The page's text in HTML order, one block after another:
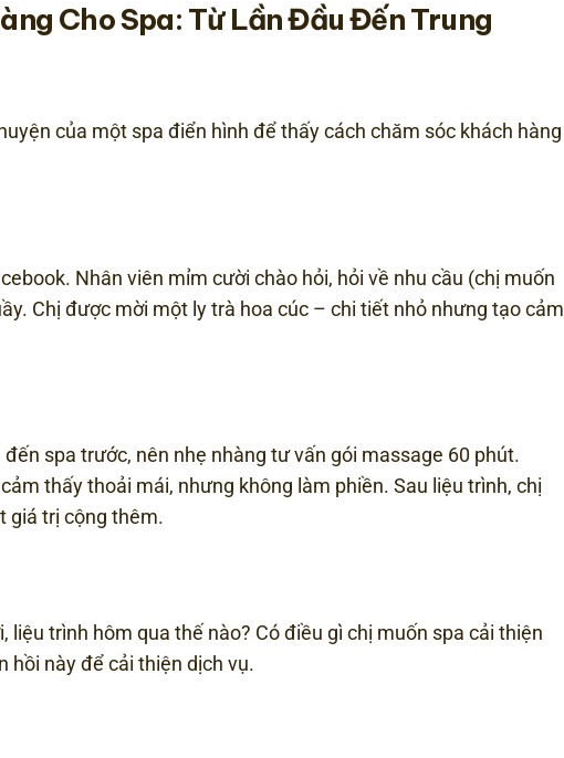
Cho Spa: Từ Lần Đầu Đến Trung
của một spa điển hình để thấy cách chăm sóc khách hàng
Nhân viên mỉm cười chào hỏi, hỏi về nhu cầu (chị muốn
Chị được mời một ly trà hoa cúc – chi tiết nhỏ nhưng tạo cảm
spa trước, nên nhẹ nhàng tư vấn gói massage 60 phút.
thấy thoải mái, nhưng không làm phiền. Sau liệu trình, chị
giá trị cộng thêm.
liệu trình hôm qua thế nào? Có điều gì chị muốn spa cải thiện
hồi này để cải thiện dịch vụ.